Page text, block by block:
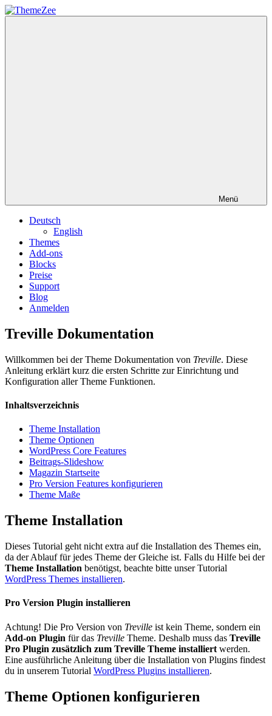
Zum
Inhalt
ThemeZee
Menü
Deutsch
English
Themes
Add-ons
Blocks
Preise
Support
Blog
Anmelden
Treville Dokumentation
Willkommen bei der Theme Dokumentation von Treville. Diese
Anleitung erklärt kurz die ersten Schritte zur Einrichtung und
Konfiguration aller Theme Funktionen.
Inhaltsverzeichnis
Theme Installation
Theme Optionen
WordPress Core Features
Beitrags-Slideshow
Magazin Startseite
Pro Version Features konfigurieren
Theme Maße
Theme Installation
Dieses Tutorial geht nicht extra auf die Installation des Themes ein,
da der Ablauf für jedes Theme der Gleiche ist. Falls du Hilfe bei der
Theme Installation benötigst, beachte bitte unser Tutorial
WordPress Themes installieren.
Pro Version Plugin installieren
Achtung! Die Pro Version von Treville ist kein Theme, sondern ein
Add-on Plugin für das Treville Theme. Deshalb muss das Treville
Pro Plugin zusätzlich zum Treville Theme installiert werden.
Eine ausführliche Anleitung über die Installation von Plugins findest
du in unserem Tutorial WordPress Plugins installieren.
Theme Optionen konfigurieren